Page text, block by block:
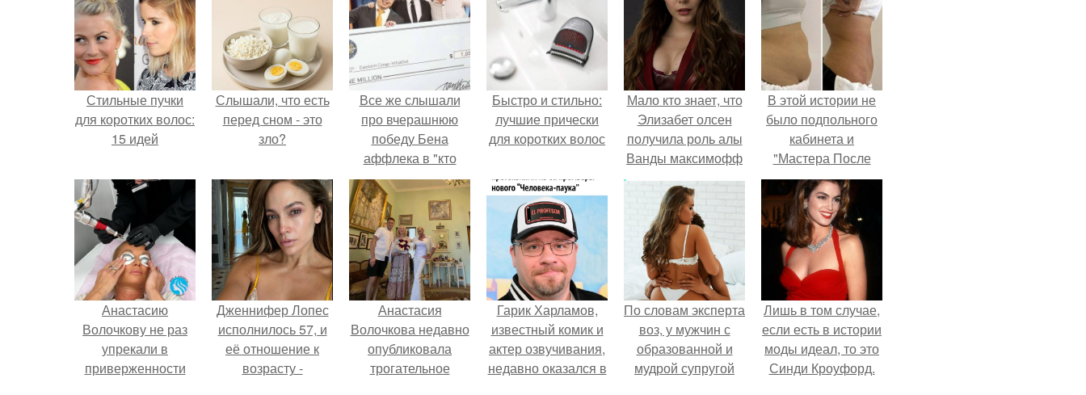
Стильные пучки
для коротких волос:
15 идей
Слышали, что есть
перед сном - это
зло?
Все же слышали
про вчерашнюю
победу Бена
аффлека в "кто
хочет стать
миллионером?
Быстро и стильно:
лучшие прически
для коротких волос
Мало кто знает, что
Элизабет олсен
получила роль алы
Ванды максимофф
не сразу.
В этой истории не
было подпольного
кабинета и
"Мастера После
Двухнедельных
Курсов".
Анастасию
Волочкову не раз
упрекали в
приверженности
Дженнифер Лопес
исполнилось 57, и
её отношение к
возрасту -
Анастасия
Волочкова недавно
опубликовала
трогательное
Гарик Харламов,
известный комик и
актер озвучивания,
недавно оказался в
По словам эксперта
воз, у мужчин с
образованной и
мудрой супругой
Лишь в том случае,
если есть в истории
моды идеал, то это
Синди Кроуфорд.